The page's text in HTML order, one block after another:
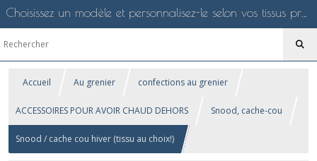
Choisissez un modèle et personnalisez-le selon vos tissus préférés de mes collections en ligne, je le confectionnerai selon vos souhaits
Accueil Au grenier confections au grenier
ACCESSOIRES POUR AVOIR CHAUD DEHORS Snood, cache-cou
Snood / cache cou hiver (tissu au choix!)